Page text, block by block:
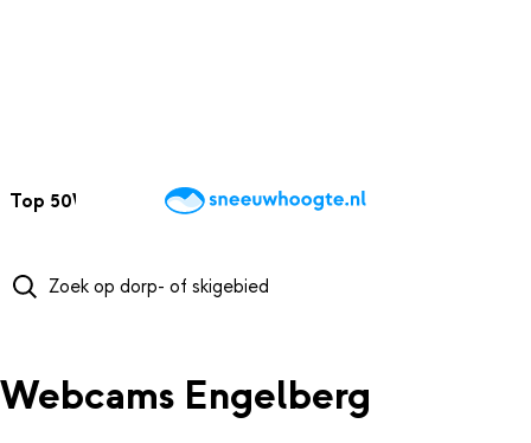
Top 50Webcams WintersportweerKaarten
Webcams Engelberg